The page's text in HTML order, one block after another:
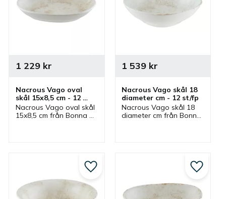
Nacrous Vago oval
skål 15x8,5 cm - 12
st/fp
Nacrous Vago oval skål
15x8,5 cm från Bonna
1 229kr
Nacrous Vago skål 18
diameter cm - 12 st/fp
Nacrous Vago skål 18
diameter cm från Bonna
1 539 kr
till i favoriter Lägg till i favoriter Lägg